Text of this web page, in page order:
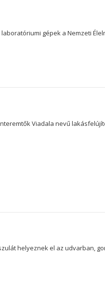
gépek a Nemzeti
Viadala nevű
helyeznek el az udvarban,